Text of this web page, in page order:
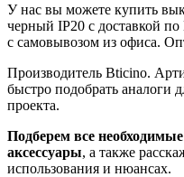
У нас вы можете купить
черный IP20 с доставкой
с самовывозом из офиса.
Производитель Bticino.
быстро подобрать аналоги
проекта.
Подберем все
аксессуары, а также
использования и нюансах.